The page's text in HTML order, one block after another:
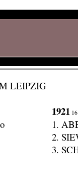
LEIPZIG
1921
1.
2.
3.